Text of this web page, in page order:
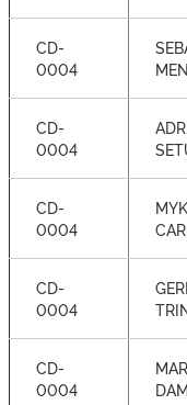
CD-
0004
CD-
0004
CD-
0004
CD-
0004
CD-
0004